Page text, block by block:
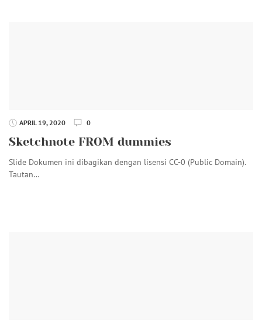
APRIL 19, 2020 0
Sketchnote FROM dummies
Slide Dokumen ini dibagikan dengan lisensi CC-0 (Public Domain).
Tautan…